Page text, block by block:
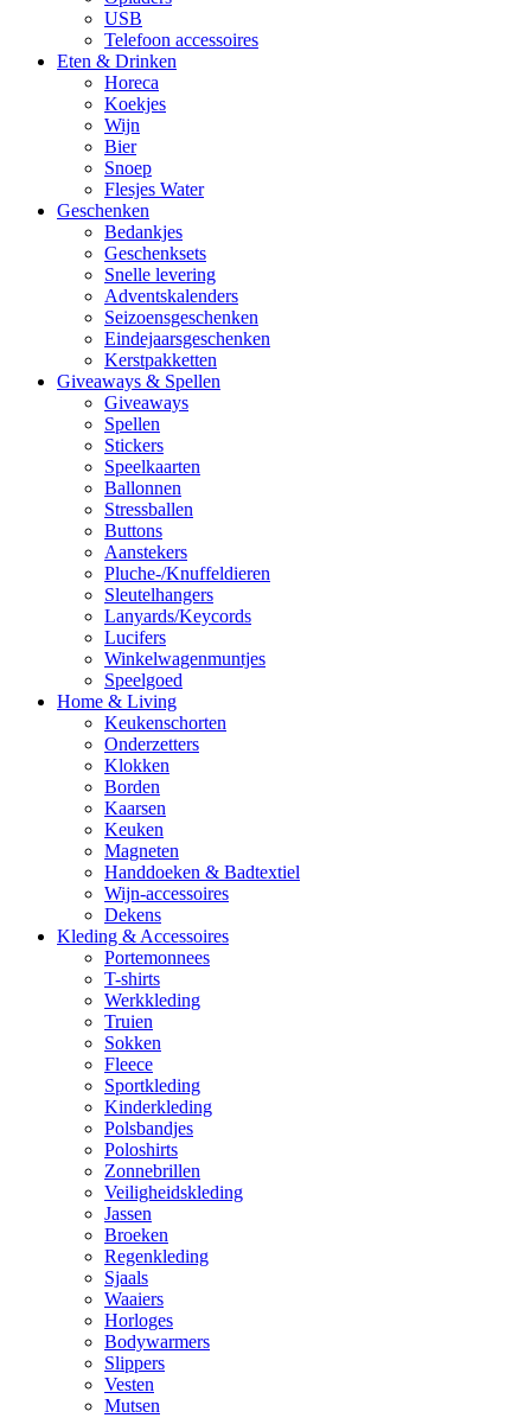
USB
Telefoon accessoires
Eten & Drinken
Horeca
Koekjes
Wijn
Bier
Snoep
Flesjes Water
Geschenken
Bedankjes
Geschenksets
Snelle levering
Adventskalenders
Seizoensgeschenken
Eindejaarsgeschenken
Kerstpakketten
Giveaways & Spellen
Giveaways
Spellen
Stickers
Speelkaarten
Ballonnen
Stressballen
Buttons
Aanstekers
Pluche-/Knuffeldieren
Sleutelhangers
Lanyards/Keycords
Lucifers
Winkelwagenmuntjes
Speelgoed
Home & Living
Keukenschorten
Onderzetters
Klokken
Borden
Kaarsen
Keuken
Magneten
Handdoeken & Badtextiel
Wijn-accessoires
Dekens
Kleding & Accessoires
Portemonnees
T-shirts
Werkkleding
Truien
Sokken
Fleece
Sportkleding
Kinderkleding
Polsbandjes
Poloshirts
Zonnebrillen
Veiligheidskleding
Jassen
Broeken
Regenkleding
Sjaals
Waaiers
Horloges
Bodywarmers
Slippers
Vesten
Mutsen